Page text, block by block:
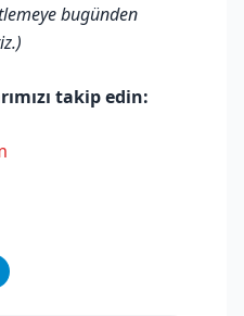
bugünden
takip edin: